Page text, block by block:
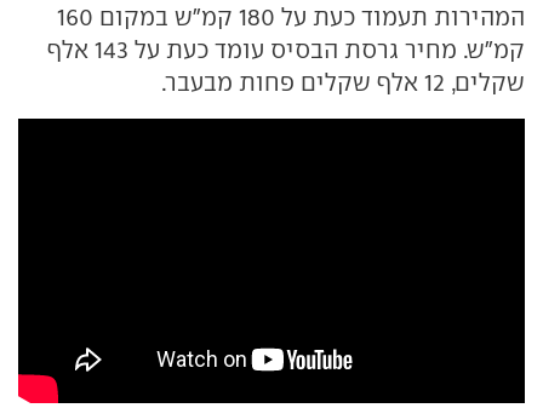
המהירות תעמוד כעת על 180 קמ"ש במקום 160
קמ"ש. מחיר גרסת הבסיס עומד כעת על 143 אלף
שקלים, 12 אלף שקלים פחות מבעבר.